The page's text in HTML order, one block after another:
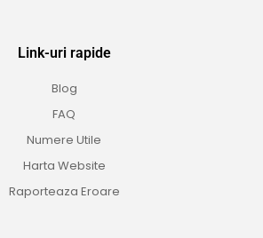
Link-uri rapide
Blog
FAQ
Numere Utile
Harta Website
Raporteaza Eroare